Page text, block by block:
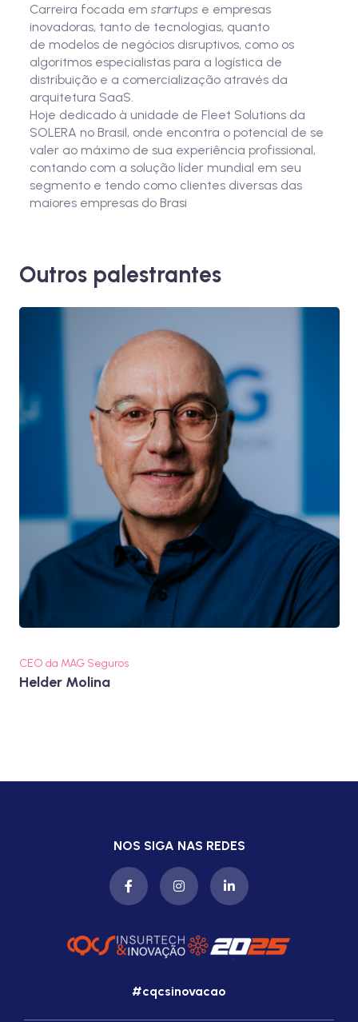
Carreira focada emstartups e empresas
inovadoras, tanto de tecnologias, quanto
de modelos de negócios disruptivos, como os
algoritmos especialistas para a logística de
distribuição e a comercialização através da
arquitetura SaaS.
Hoje dedicado à unidade de Fleet Solutions da
SOLERA no Brasil, onde encontra o potencial de se
valer ao máximo de sua experiência profissional,
contando com a solução líder mundial em seu
segmento e tendo como clientes diversas das
maiores empresas do Brasi
Outros palestrantes
CEO da MAG Seguros
Helder Molina
NOS SIGA NAS REDES
#cqcsinovacao